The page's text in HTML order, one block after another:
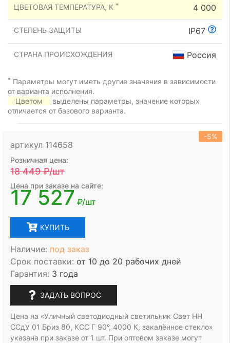
ЦВЕТОВАЯ ТЕМПЕРАТУРА, К * 4 000
СТЕПЕНЬ ЗАЩИТЫ IP67
СТРАНА ПРОИСХОЖДЕНИЯ Россия
* Параметры могут иметь другие значения в зависимости
от варианта исполнения.
Цветом
выделены параметры, значение которых
отличается от базового варианта.
артикул 114658
-5%
Розничная цена:
18 449₽/шт
Цена при заказе на сайте:
17 527 ₽/шт
КУПИТЬ
Наличие: под заказ
Срок поставки: от 10 до 20 рабочих дней
Гарантия: 3 года
ЗАДАТЬ ВОПРОС
Цена на «Уличный светодиодный светильник Свет НН
ССдУ 01 Бриз 80, КСС Г 90°, 4000 К, закалённое стекло»
указана при заказе от 1 шт. При оптовом заказе могут